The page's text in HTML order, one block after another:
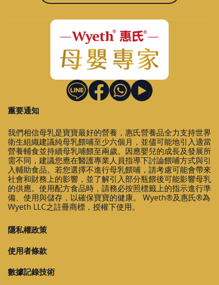
重要通知
我們相信母乳是寶寶最好的營養，惠氏營養品全力支持世界
衛生組織建議純母乳餵哺至少六個月，並儘可能地引入適當
營養輔食並持續母乳哺餵至兩歲。因應嬰兒的成長及發展所
需不同，建議您應在醫護專業人員指導下討論餵哺方式與引
入輔助食品。若您選擇不進行母乳餵哺，請考慮可能會帶來
社會和財務上的影響，並了解引入部分瓶餵後可能影響母乳
的供應。使用配方食品時，請務必按照標籤上的指示進行準
備、使用與儲存，以確保寶寶的健康。 Wyeth®及惠氏®為
Wyeth LLC之註冊商標，授權下使用。
隱私權政策
使用者條款
數據記錄技術